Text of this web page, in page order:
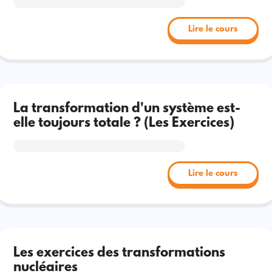
Lire le cours
La transformation d'un système est-
elle toujours totale ? (Les Exercices)
Lire le cours
Les exercices des transformations
nucléaires